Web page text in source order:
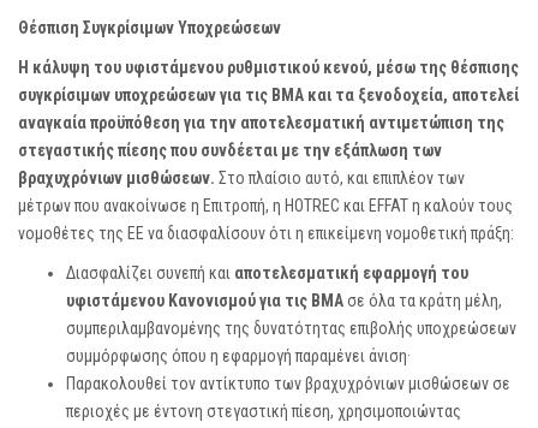
Θέσπιση Συγκρίσιμων Υποχρεώσεων
Η κάλυψη του υφιστάμενου ρυθμιστικού κενού, μέσω της θέσπισης
συγκρίσιμων υποχρεώσεων για τις ΒΜΑ και τα ξενοδοχεία, αποτελεί
αναγκαία προϋπόθεση για την αποτελεσματική αντιμετώπιση της
στεγαστικής πίεσης που συνδέεται με την εξάπλωση των
βραχυχρόνιων μισθώσεων. Στο πλαίσιο αυτό, και επιπλέον των
μέτρων που ανακοίνωσε η Επιτροπή, η HOTREC και EFFAT η καλούν τους
νομοθέτες της ΕΕ να διασφαλίσουν ότι η επικείμενη νομοθετική πράξη:
Διασφαλίζει συνεπή και αποτελεσματική εφαρμογή του
υφιστάμενου Κανονισμού για τις ΒΜΑ σε όλα τα κράτη μέλη,
συμπεριλαμβανομένης της δυνατότητας επιβολής υποχρεώσεων
συμμόρφωσης όπου η εφαρμογή παραμένει άνιση·
Παρακολουθεί τον αντίκτυπο των βραχυχρόνιων μισθώσεων σε
περιοχές με έντονη στεγαστική πίεση, χρησιμοποιώντας